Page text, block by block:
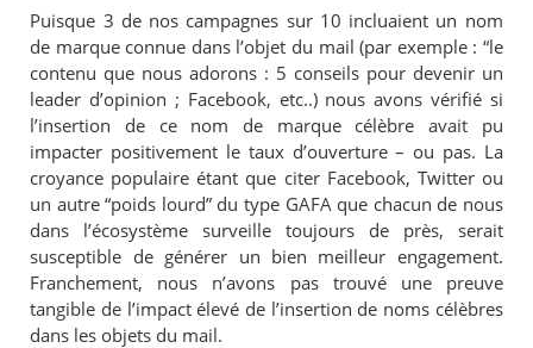
Puisque 3 de nos campagnes sur 10 incluaient un nom
de marque connue dans l’objet du mail (par exemple : “le
contenu que nous adorons : 5 conseils pour devenir un
leader d’opinion ; Facebook, etc..) nous avons vérifié si
l’insertion de ce nom de marque célèbre avait pu
impacter positivement le taux d’ouverture – ou pas. La
croyance populaire étant que citer Facebook, Twitter ou
un autre “poids lourd” du type GAFA que chacun de nous
dans l’écosystème surveille toujours de près, serait
susceptible de générer un bien meilleur engagement.
Franchement, nous n’avons pas trouvé une preuve
tangible de l’impact élevé de l’insertion de noms célèbres
dans les objets du mail.